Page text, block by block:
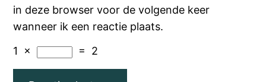
in deze browser voor de volgende keer
wanneer ik een reactie plaats.
1
× = 2